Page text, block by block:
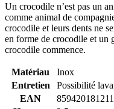
Un crocodile n’est pas un
comme animal de
crocodile et leurs dents ne
en forme de crocodile et un
crocodile commence.
Matériau
Inox
Entretien
Possibilité
EAN